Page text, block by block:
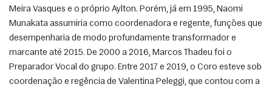
Meira Vasques e o próprio Aylton. Porém, já em 1995, Naomi
Munakata assumiria como coordenadora e regente, funções que
desempenharia de modo profundamente transformador e
marcante até 2015. De 2000 a 2016, Marcos Thadeu foi o
Preparador Vocal do grupo. Entre 2017 e 2019, o Coro esteve sob
coordenação e regência de Valentina Peleggi, que contou com a